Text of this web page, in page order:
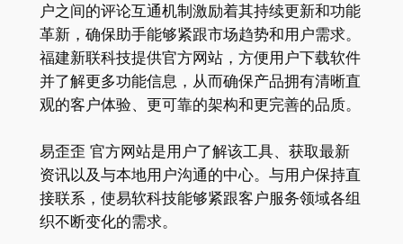
户之间的评论互通机制激励着其持续更新和功能
革新，确保助手能够紧跟市场趋势和用户需求。
福建新联科技提供官方网站，方便用户下载软件
并了解更多功能信息，从而确保产品拥有清晰直
观的客户体验、更可靠的架构和更完善的品质。
易歪歪 官方网站是用户了解该工具、获取最新
资讯以及与本地用户沟通的中心。与用户保持直
接联系，使易软科技能够紧跟客户服务领域各组
织不断变化的需求。